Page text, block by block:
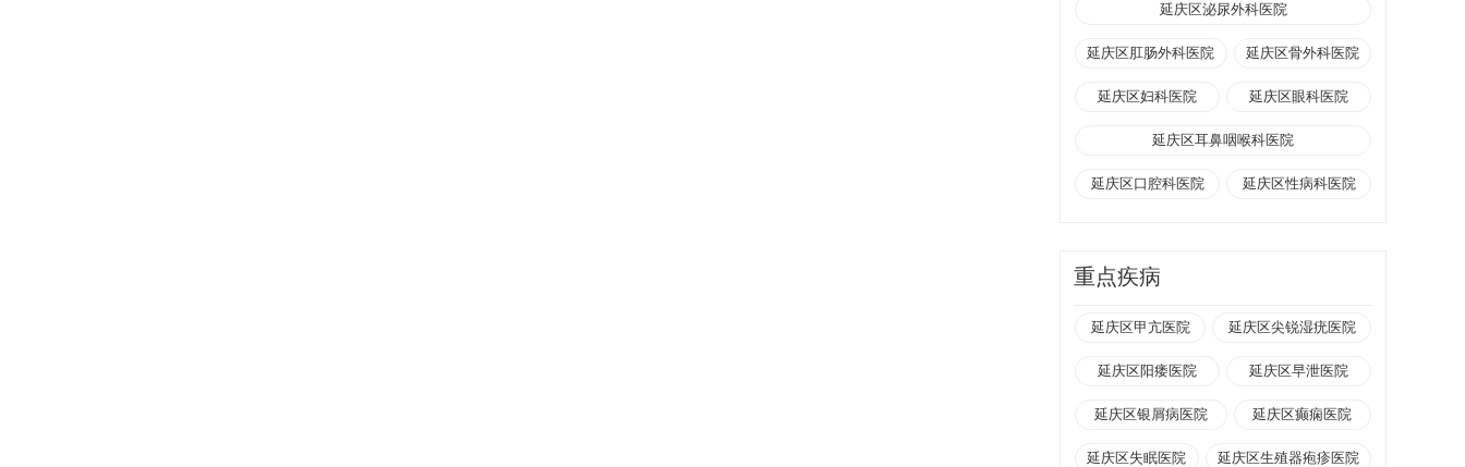
延庆区泌尿外科医院
延庆区肛肠外科医院 延庆区骨外科医院
延庆区妇科医院 延庆区眼科医院
延庆区耳鼻咽喉科医院
延庆区口腔科医院 延庆区性病科医院
重点疾病
延庆区甲亢医院 延庆区尖锐湿疣医院
延庆区阳痿医院 延庆区早泄医院
延庆区银屑病医院 延庆区癫痫医院
延庆区失眠医院 延庆区生殖器疱疹医院